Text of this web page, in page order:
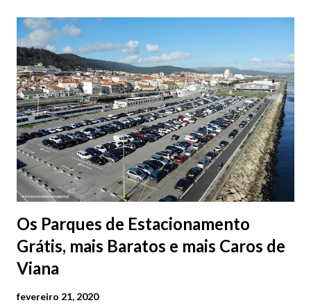
Os Parques de Estacionamento
Grátis, mais Baratos e mais Caros de
Viana
fevereiro 21, 2020